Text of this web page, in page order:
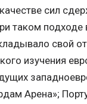
сил
таком
свой
изучения
Арена»;